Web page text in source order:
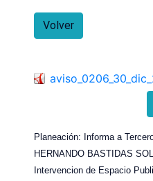
Volver
Planeación: Informa a
HERNANDO BASTIDAS
Intervencion de Espacio